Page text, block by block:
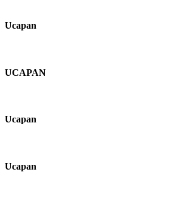
Ucapan
UCAPAN
Ucapan
Ucapan